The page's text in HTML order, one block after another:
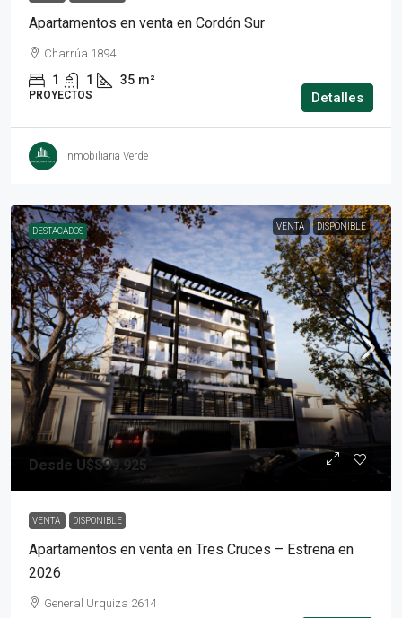
Apartamentos en venta en Cordón Sur
Charrúa 1894
1 1 35 m²
PROYECTOS Detalles
Inmobiliaria Verde
DESTACADOS VENTA DISPONIBLE
Desde U$S99.925
VENTA DISPONIBLE
Apartamentos en venta en Tres Cruces – Estrena en
2026
General Urquiza 2614